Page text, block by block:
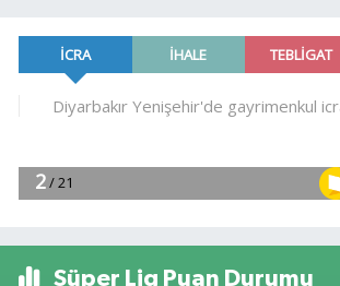
Süper Lig Puan Durumu